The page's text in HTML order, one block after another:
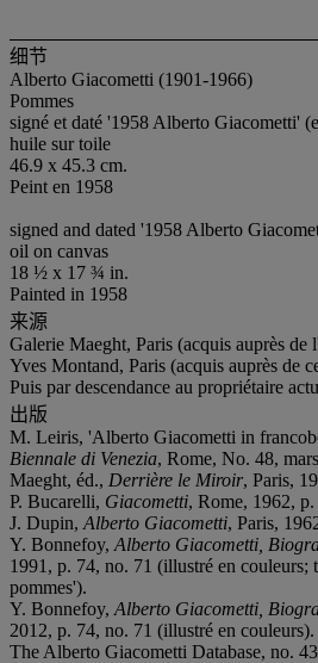
细节
Alberto Giacometti (1901-1966)
Pommes
signé et daté '1958 Alberto Giacometti'
huile sur toile
46.9 x 45.3 cm.
Peint en 1958
signed and dated '1958 Alberto
oil on canvas
18 ½ x 17 ¾ in.
Painted in 1958
来源
Galerie Maeght, Paris (acquis auprès de
Yves Montand, Paris (acquis auprès de
Puis par descendance au propriétaire
出版
M. Leiris, 'Alberto Giacometti in
Biennale di Venezia, Rome, No. 48,
Maeght, éd., Derrière le Miroir, Paris,
P. Bucarelli, Giacometti, Rome, 1962,
J. Dupin, Alberto Giacometti, Paris,
Y. Bonnefoy, Alberto Giacometti,
1991, p. 74, no. 71 (illustré en couleurs;
pommes').
Y. Bonnefoy, Alberto Giacometti,
2012, p. 74, no. 71 (illustré en couleurs).
The Alberto Giacometti Database, no.